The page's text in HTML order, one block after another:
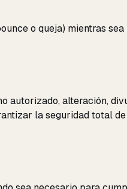
o queja) mientras
autorizado, alteración,
la seguridad total